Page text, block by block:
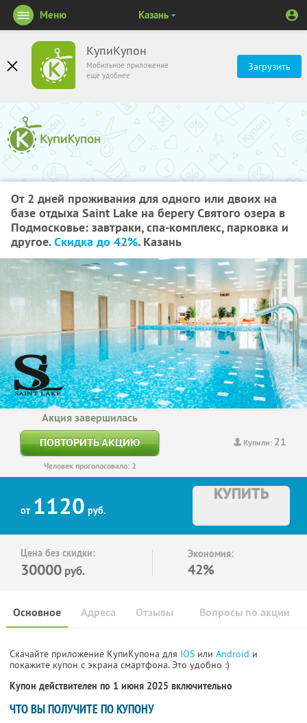
КупиКупон
Мобильное приложение
ещё удобнее
Загрузить
Меню Казань
От 2 дней проживания для одного или двоих на
базе отдыха Saint Lake на берегу Святого озера в
Подмосковье: завтраки, спа-комплекс, парковка и
другое.Скидка до 42%. Казань
Купили: 21
Акция завершилась
ПОВТОРИТЬ АКЦИЮ
Человек проголосовало: 2
от 1120 руб.
КУПИТЬ
Цена без скидки:
30000 руб.
Экономия:
42%
Основное Отзывы Вопросы по акции
Адреса
Скачайте приложение КупиКупона для IOS или Android и
покажите купон с экрана смартфона. Это удобно :)
Купон действителен по 1 июня 2025 включительно
ЧТО ВЫ ПОЛУЧИТЕ ПО КУПОНУ